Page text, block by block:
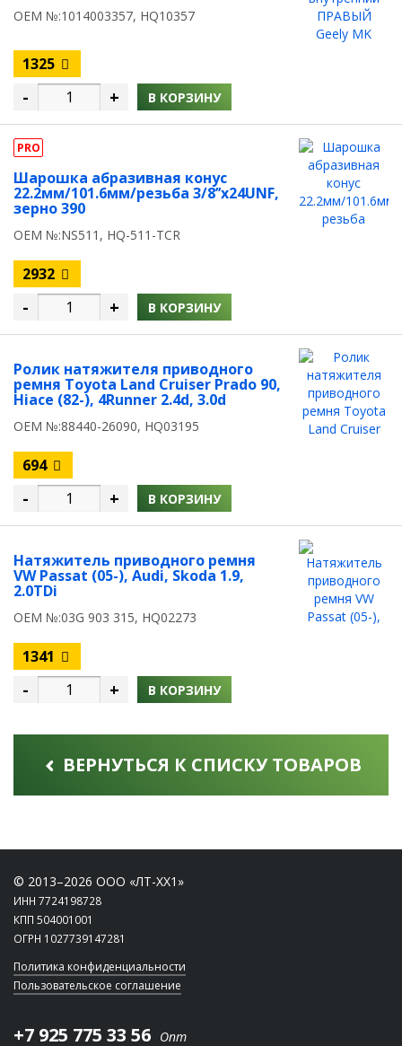
OEM №:1014003357, HQ10357
1325
- + В КОРЗИНУ
PRO
Шарошка абразивная конус
22.2мм/101.6мм/резьба 3/8’’х24UNF,
зерно 390
OEM №:NS511, HQ-511-TCR
2932
- + В КОРЗИНУ
Ролик натяжителя приводного
ремня Toyota Land Cruiser Prado 90,
Hiace (82-), 4Runner 2.4d, 3.0d
OEM №:88440-26090, HQ03195
694
- + В КОРЗИНУ
Натяжитель приводного ремня
VW Passat (05-), Audi, Skoda 1.9,
2.0TDi
OEM №:03G 903 315, HQ02273
1341
- + В КОРЗИНУ
ВЕРНУТЬСЯ К СПИСКУ ТОВАРОВ
© 2013–2026 ООО «ЛТ-ХХ1»
ИНН 7724198728
КПП 504001001
ОГРН 1027739147281
Политика конфиденциальности
Пользовательское соглашение
+7 925 775 33 56 Опт